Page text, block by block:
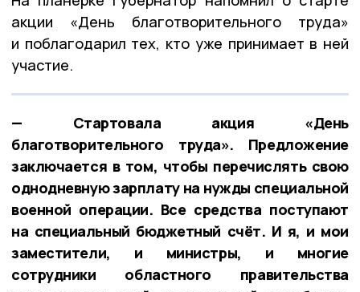
акции «День благотворительного труда»
и поблагодарил тех, кто уже принимает в ней
участие.
— Стартовала акция «День
благотворительного труда». Предложение
заключается в том, чтобы перечислять свою
однодневную зарплату на нужды специальной
военной операции. Все средства поступают
на специальный бюджетный счёт. И я, и мои
заместители, и министры, и многие
сотрудники областного правительства